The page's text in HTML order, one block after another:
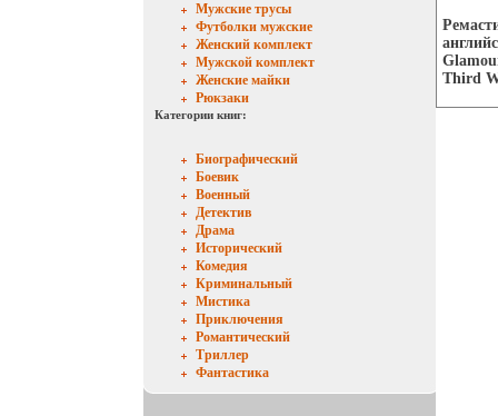
Мужские трусы
Футболки мужские
Женский комплект
Мужской комплект
Женские майки
Рюкзаки
Категории книг:
Биографический
Боевик
Военный
Детектив
Драма
Исторический
Комедия
Криминальный
Мистика
Приключения
Романтический
Триллер
Фантастика
Third